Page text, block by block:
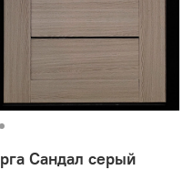
Сандал серый